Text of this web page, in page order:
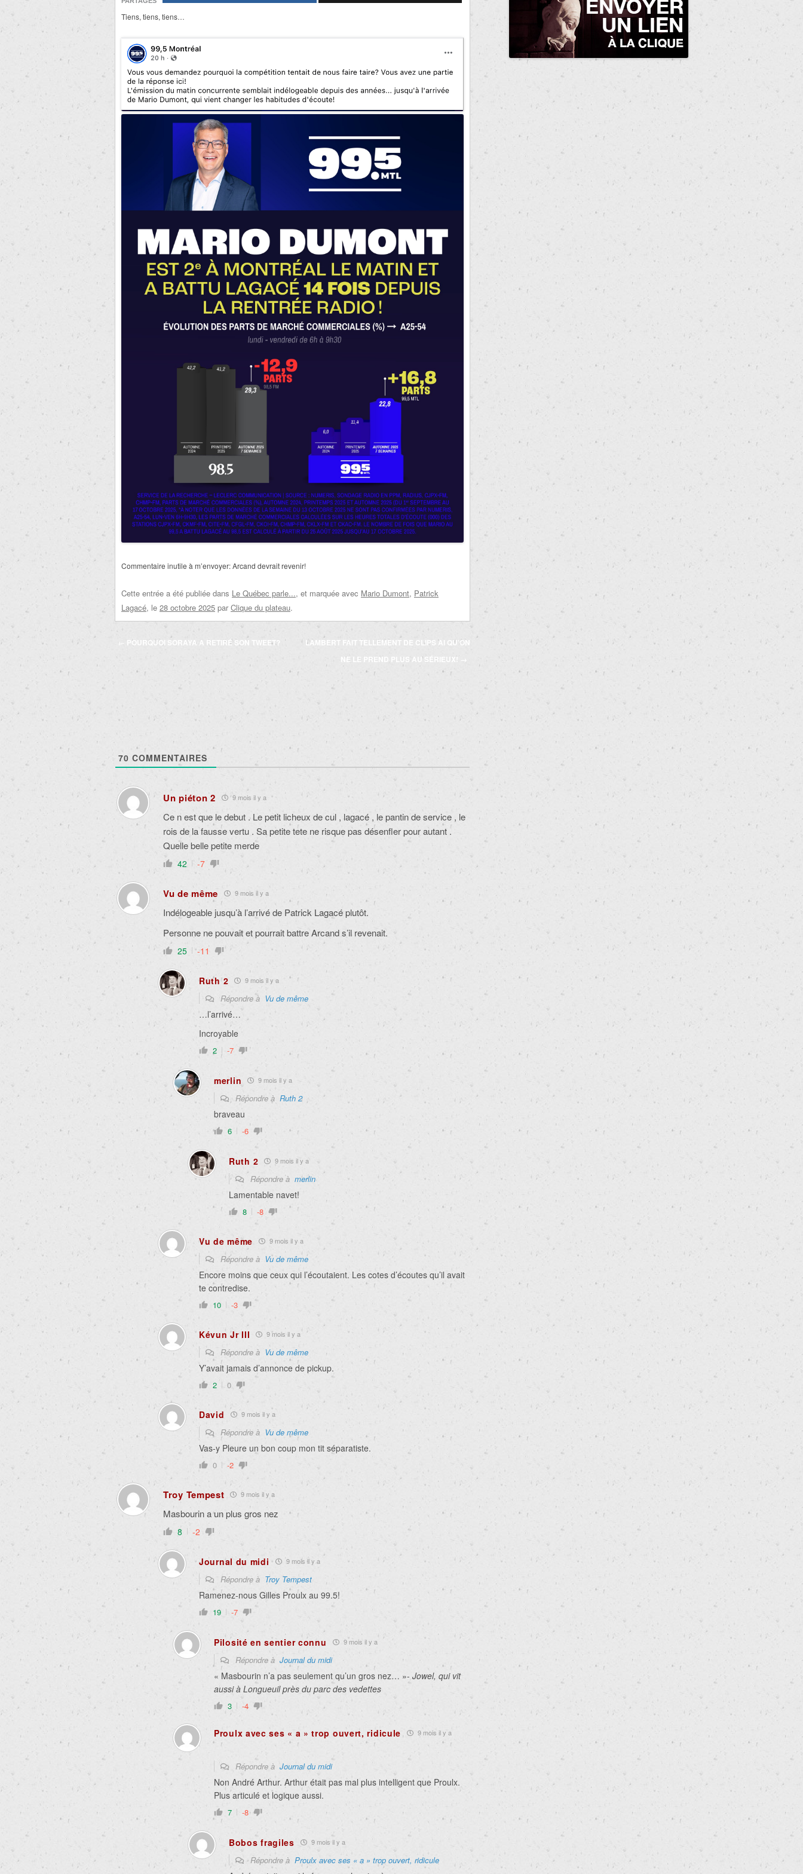
Tiens, tiens, tiens…
Commentaire inutile à m’envoyer: Arcand devrait revenir!
Cette entrée a été publiée dans Le Québec parle..., et marquée avec Mario Dumont, Patrick
Lagacé, le 28 octobre 2025 par Clique du plateau.
Navigation
articles
← POURQUOI SORAYA A RETIRÉ SON TWEET?
LAMBERT FAIT TELLEMENT DE CLIPS AI QU’ON
NE LE PREND PLUS AU SÉRIEUX! →
70 COMMENTAIRES
Un piéton 2 9 mois il y a
Ce n est que le debut . Le petit licheux de cul , lagacé , le pantin de service , le
rois de la fausse vertu . Sa petite tete ne risque pas désenfler pour autant .
Quelle belle petite merde
42 -7
Vu de même 9 mois il y a
Indélogeable jusqu’à l’arrivé de Patrick Lagacé plutôt.
Personne ne pouvait et pourrait battre Arcand s’il revenait.
25 -11
Ruth 2 9 mois il y a
Répondre à Vu de même
…l’arrivé…
Incroyable
2 -7
merlin 9 mois il y a
Répondre à Ruth 2
braveau
6 -6
Ruth 2 9 mois il y a
Répondre à merlin
Lamentable navet!
8 -8
Vu de même 9 mois il y a
Répondre à Vu de même
Encore moins que ceux qui l’écoutaient. Les cotes d’écoutes qu’il avait
te contredise.
10 -3
Kévun Jr III 9 mois il y a
Répondre à Vu de même
Y’avait jamais d’annonce de pickup.
2 0
David 9 mois il y a
Répondre à Vu de même
Vas-y Pleure un bon coup mon tit séparatiste.
0 -2
Troy Tempest 9 mois il y a
Masbourin a un plus gros nez
8 -2
Journal du midi 9 mois il y a
Répondre à Troy Tempest
Ramenez-nous Gilles Proulx au 99.5!
19 -7
Pilosité en sentier connu 9 mois il y a
Répondre à Journal du midi
« Masbourin n’a pas seulement qu’un gros nez… »- Jowel, qui vit
aussi à Longueuil près du parc des vedettes
3 -4
Proulx avec ses « a » trop ouvert, ridicule 9 mois il y a
Répondre à Journal du midi
Non André Arthur. Arthur était pas mal plus intelligent que Proulx.
Plus articulé et logique aussi.
7 -8
Bobos fragiles 9 mois il y a
Répondre à Proulx avec ses « a » trop ouvert, ridicule